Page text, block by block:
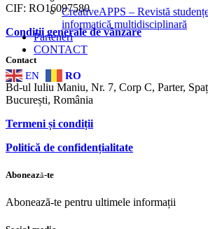
CreativeAPPS – Revistă
informatică multidisciplinară
Parteneri
CONTACT
EN RO
CIF: RO16097580
Condiții generale de vânzare
Contact
Bd-ul Iuliu Maniu, Nr. 7, Corp C, Parter,
București, România
Termeni și condiții
Politică de confidențialitate
Abonează-te
Abonează-te pentru ultimele informații